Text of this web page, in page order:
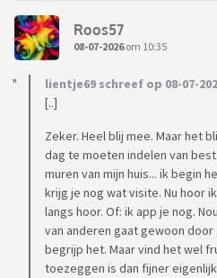
Roos57
08-07-2026om 10:35
lientje69 schreef op 08-07-
[..]
Zeker. Heel blij mee. Maar het
dag te moeten indelen van
muren van mijn huis... ik begin
krijg je nog wat visite. Nu hoor
langs hoor. Of: ik app je nog.
van anderen gaat gewoon
begrijp het. Maar vind het wel
toezeggen is dan fijner